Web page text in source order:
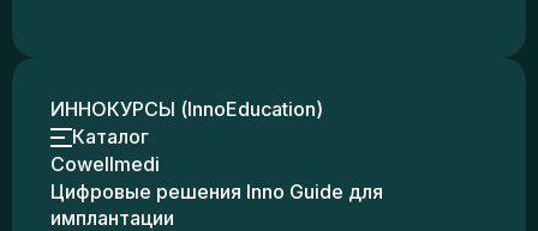
ИННОКУРСЫ (InnoEducation)
Каталог
Cowellmedi
Цифровые решения Inno Guide для
имплантации